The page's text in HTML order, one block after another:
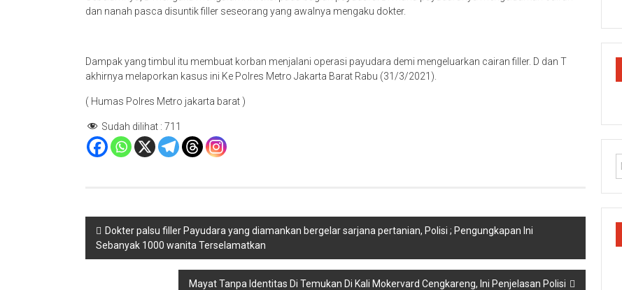
dan nanah pasca disuntik filler seseorang yang awalnya mengaku dokter.
Dampak yang timbul itu membuat korban menjalani operasi payudara demi mengeluarkan cairan filler. D dan T
akhirnya melaporkan kasus ini Ke Polres Metro Jakarta Barat Rabu (31/3/2021).
( Humas Polres Metro jakarta barat )
Sudah dilihat : 711
Navigasi
pos
Dokter palsu filler Payudara yang diamankan bergelar sarjana pertanian, Polisi ; Pengungkapan Ini
Sebanyak 1000 wanita Terselamatkan
Mayat Tanpa Identitas Di Temukan Di Kali Mokervard Cengkareng, Ini Penjelasan Polisi